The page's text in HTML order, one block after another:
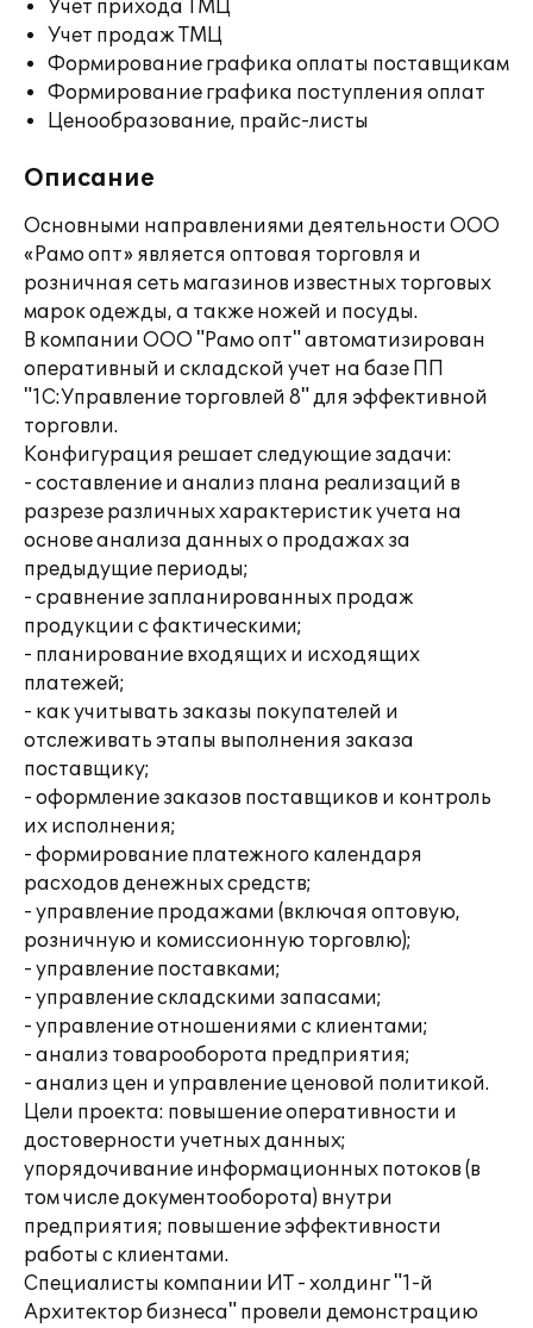
Учет прихода ТМЦ
Учет продаж ТМЦ
Формирование графика оплаты поставщикам
Формирование графика поступления оплат
Ценообразование, прайс-листы
Описание
Основными направлениями деятельности ООО
«Рамо опт» является оптовая торговля и
розничная сеть магазинов известных торговых
марок одежды, а также ножей и посуды.
В компании ООО "Рамо опт" автоматизирован
оперативный и складской учет на базе ПП
"1С:Управление торговлей 8" для эффективной
торговли.
Конфигурация решает следующие задачи:
- составление и анализ плана реализаций в
разрезе различных характеристик учета на
основе анализа данных о продажах за
предыдущие периоды;
- сравнение запланированных продаж
продукции с фактическими;
- планирование входящих и исходящих
платежей;
- как учитывать заказы покупателей и
отслеживать этапы выполнения заказа
поставщику;
- оформление заказов поставщиков и контроль
их исполнения;
- формирование платежного календаря
расходов денежных средств;
- управление продажами (включая оптовую,
розничную и комиссионную торговлю);
- управление поставками;
- управление складскими запасами;
- управление отношениями с клиентами;
- анализ товарооборота предприятия;
- анализ цен и управление ценовой политикой.
Цели проекта: повышение оперативности и
достоверности учетных данных;
упорядочивание информационных потоков (в
том числе документооборота) внутри
предприятия; повышение эффективности
работы с клиентами.
Специалисты компании ИТ - холдинг "1-й
Архитектор бизнеса" провели демонстрацию